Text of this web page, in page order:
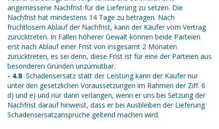
angemessene Nachfrist für die Lieferung zu setzen. Die
Nachfrist hat mindestens 14 Tage zu betragen. Nach
fruchtlosem Ablauf der Nachfrist, kann der Käufer vom Vertrag
zurücktreten. In Fällen höherer Gewalt können beide Parteien
erst nach Ablauf einer Frist von insgesamt 2 Monaten
zurücktreten, es sei denn, diese Frist ist für eine der Parteien aus
besonderen Gründen unzumutbar.
- 4.8 Schadensersatz statt der Leistung kann der Käufer nur
unter den gesetzlichen Voraussetzungen im Rahmen der Ziff. 6
d) und e) und nur dann verlangen, wenn er uns bei Setzung der
Nachfrist darauf hinweist, dass er bei Ausbleiben der Lieferung
Schadensersatzansprüche geltend machen wird.